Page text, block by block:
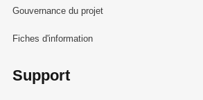
Gouvernance du projet
Fiches d'information
Support